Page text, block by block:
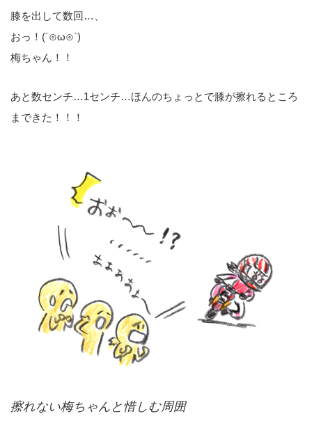
膝を出して数回…、
おっ！(´⊙ω⊙`)
梅ちゃん！！
あと数センチ…1センチ…ほんのちょっとで膝が擦れるところ
まできた！！！
擦れない梅ちゃんと惜しむ周囲